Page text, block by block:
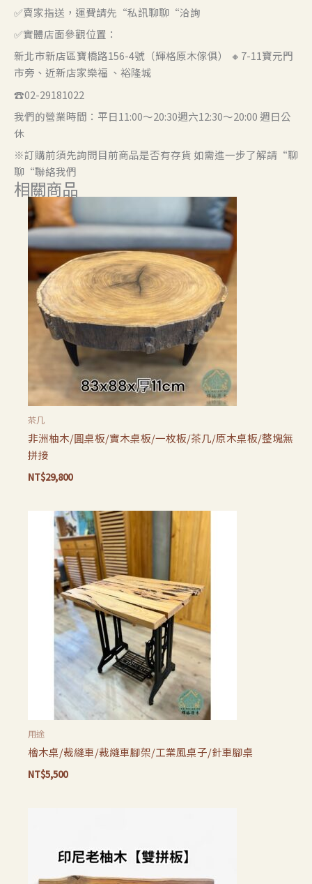
✅賣家指送，運費請先“私訊聊聊“洽詢
✅實體店面參觀位置：
新北市新店區寶橋路156-4號（輝格原木傢俱） 🔸7-11寶元門
市旁、近新店家樂福 、裕隆城
☎️02-29181022
我們的營業時間：平日11:00～20:30週六12:30～20:00 週日公
休
※訂購前須先詢問目前商品是否有存貨 如需進一步了解請“聊
聊“聯絡我們
相關商品
茶几
非洲柚木/圓桌板/實木桌板/一枚板/茶几/原木桌板/整塊無
拼接
NT$29,800
用途
檜木桌/裁縫車/裁縫車腳架/工業風桌子/針車腳桌
NT$5,500